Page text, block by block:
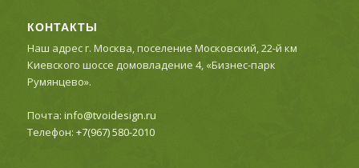
КОНТАКТЫ
Наш адрес г. Москва, поселение Московский, 22-й км
Киевского шоссе домовладение 4, «Бизнес-парк
Румянцево».
Почта: info@tvoidesign.ru
Телефон: +7(967) 580-2010